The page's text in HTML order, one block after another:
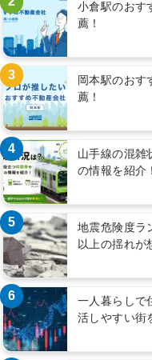
小倉駅のおす
薦！
3
岡本駅のおす
薦！
4
山手線の混雑
の情報を紹介！
5
地震危険度ラ
以上の揺れが
6
一人暮らしで
活しやすい街